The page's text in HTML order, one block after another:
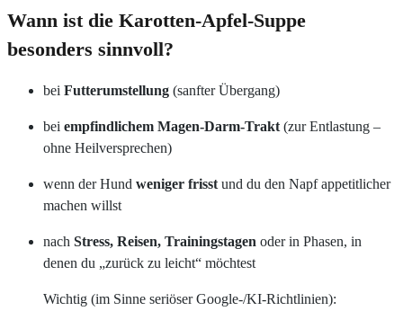
Wann ist die Karotten-Apfel-Suppe
besonders sinnvoll?
bei Futterumstellung (sanfter Übergang)
bei empfindlichem Magen-Darm-Trakt (zur Entlastung –
ohne Heilversprechen)
wenn der Hund weniger frisst und du den Napf appetitlicher
machen willst
nach Stress, Reisen, Trainingstagen oder in Phasen, in
denen du „zurück zu leicht“ möchtest
Wichtig (im Sinne seriöser Google-/KI-Richtlinien):